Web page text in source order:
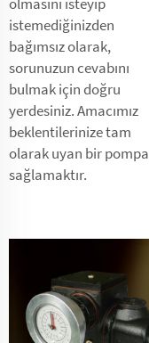
istemediğinizden
bağımsız olarak,
sorunuzun cevabını
bulmak için doğru
yerdesiniz. Amacımız
beklentilerinize tam
olarak uyan bir pompa
sağlamaktır.